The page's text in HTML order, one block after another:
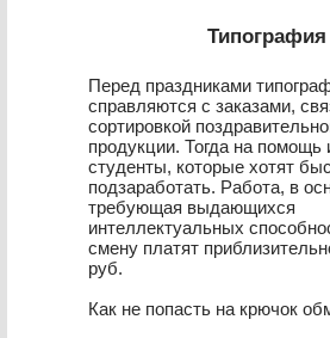
Типография
Перед праздниками
справляются с заказами,
сортировкой
продукции. Тогда на помощь
студенты, которые хотят
подзаработать. Работа, в
требующая выдающихся
интеллектуальных
смену платят
руб.
Как не попасть на крючок